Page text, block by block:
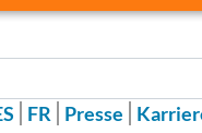
FR Presse